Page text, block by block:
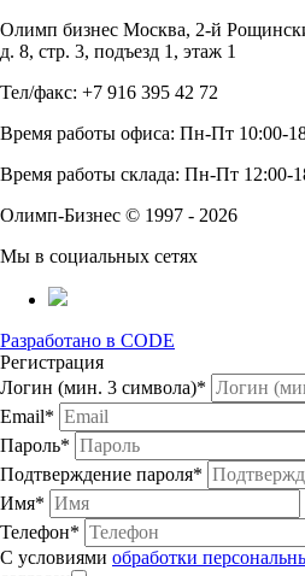
Олимп бизнес Москва, 2-й
д. 8, стр. 3, подъезд 1, этаж 1
Тел/факс: +7 916 395 42 72
Время работы офиса: Пн-Пт 10:00-
Время работы склада: Пн-Пт 12:00-
Олимп-Бизнес © 1997 - 2026
Мы в социальных сетях
Разработано в CODE
Регистрация
Логин (мин. 3 символа)*
Email*
Пароль*
Подтверждение пароля*
Имя*
Телефон*
С условиями обработки